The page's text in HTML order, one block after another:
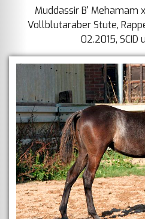
Muddassir B' Mehamam
Vollblutaraber Stute,
02.2015, SCID